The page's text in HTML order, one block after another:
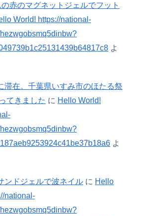
赤のマグネットジェルでフット
World! https://national-
よ
滞在。千葉県いすみ市のほたる祭
てきました に Hello World!
よ
ンドジェルで波ネイル に Hello
national-